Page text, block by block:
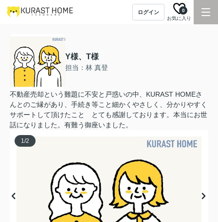
ログイン
お気に入り
0
Y様、T様
担当：林 真登
不動産売却という難題に不安と戸惑いの中、KURAST HOMEさ
んとのご縁があり、手続き等こと細かくやさしく、分かりやすく
サポートして頂けたこと とても感謝しております。本当にお世
話になりました。有難う御座いました。
1/2